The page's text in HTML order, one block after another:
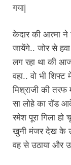
गया|
केदार की आत्मा
जायेंगे.. जोर से
लग रहा था की
वहा.. वो भी
मिश्राजी की
सा लोहे का रॉड
रमेश पूरा गिला हो
खुनी मंजर देख के
वह से उठाया और